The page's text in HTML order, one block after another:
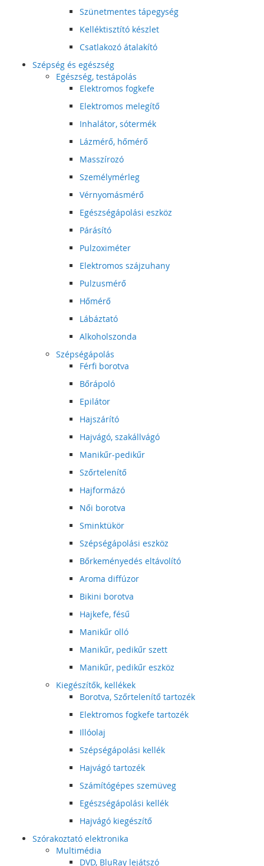
Szünetmentes tápegység
Kelléktisztító készlet
Csatlakozó átalakító
Szépség és egészség
Egészség, testápolás
Elektromos fogkefe
Elektromos melegítő
Inhalátor, sótermék
Lázmérő, hőmérő
Masszírozó
Személymérleg
Vérnyomásmérő
Egészségápolási eszköz
Párásító
Pulzoximéter
Elektromos szájzuhany
Pulzusmérő
Hőmérő
Lábáztató
Alkoholszonda
Szépségápolás
Férfi borotva
Bőrápoló
Epilátor
Hajszárító
Hajvágó, szakállvágó
Manikűr-pedikűr
Szőrtelenítő
Hajformázó
Női borotva
Sminktükör
Szépségápolási eszköz
Bőrkeményedés eltávolító
Aroma diffúzor
Bikini borotva
Hajkefe, fésű
Manikűr olló
Manikűr, pedikűr szett
Manikűr, pedikűr eszköz
Kiegészítők, kellékek
Borotva, Szőrtelenítő tartozék
Elektromos fogkefe tartozék
Illóolaj
Szépségápolási kellék
Hajvágó tartozék
Számítógépes szemüveg
Egészségápolási kellék
Hajvágó kiegészítő
Szórakoztató elektronika
Multimédia
DVD, BluRay lejátszó